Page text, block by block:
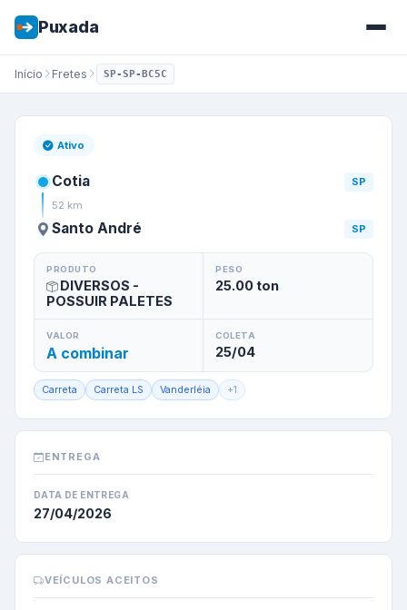
Puxada
Início Fretes SP-SP-BC5C
Frete de
Ativo
Cotia
SP
52 km
Santo André SP
PRODUTO
DIVERSOS -
POSSUIR PALETES
PESO
25.00ton
VALOR
A combinar
COLETA
25/04
Carreta Carreta LS Vanderléia +1
ENTREGA
DATA DE ENTREGA
27/04/2026
VEÍCULOS ACEITOS